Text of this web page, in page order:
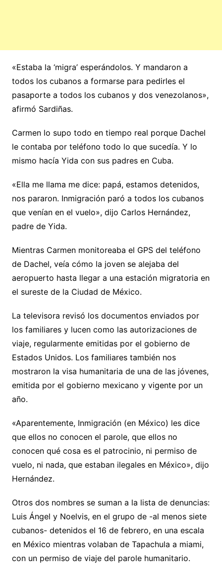
«Estaba la ‘migra’ esperándolos. Y mandaron a
todos los cubanos a formarse para pedirles el
pasaporte a todos los cubanos y dos venezolanos»,
afirmó Sardiñas.
Carmen lo supo todo en tiempo real porque Dachel
le contaba por teléfono todo lo que sucedía. Y lo
mismo hacía Yida con sus padres en Cuba.
«Ella me llama me dice: papá, estamos detenidos,
nos pararon. Inmigración paró a todos los cubanos
que venían en el vuelo», dijo Carlos Hernández,
padre de Yida.
Mientras Carmen monitoreaba el GPS del teléfono
de Dachel, veía cómo la joven se alejaba del
aeropuerto hasta llegar a una estación migratoria en
el sureste de la Ciudad de México.
La televisora revisó los documentos enviados por
los familiares y lucen como las autorizaciones de
viaje, regularmente emitidas por el gobierno de
Estados Unidos. Los familiares también nos
mostraron la visa humanitaria de una de las jóvenes,
emitida por el gobierno mexicano y vigente por un
año.
«Aparentemente, Inmigración (en México) les dice
que ellos no conocen el parole, que ellos no
conocen qué cosa es el patrocinio, ni permiso de
vuelo, ni nada, que estaban ilegales en México», dijo
Hernández.
Otros dos nombres se suman a la lista de denuncias:
Luis Ángel y Noelvis, en el grupo de -al menos siete
cubanos- detenidos el 16 de febrero, en una escala
en México mientras volaban de Tapachula a miami,
con un permiso de viaje del parole humanitario.